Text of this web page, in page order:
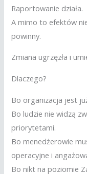
Raportowanie działa.
A mimo to efektów
powinny.
Zmiana ugrzęzła i
Dlaczego?
Bo organizacja jest
Bo ludzie nie widzą
priorytetami.
Bo menedżerowie
operacyjne i
Bo nikt na poziomie